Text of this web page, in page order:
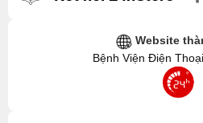
Website
Bệnh Viện Điện